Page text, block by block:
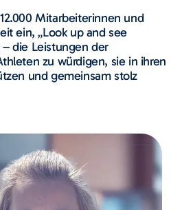
Mitarbeiterinnen und
ein, „Look up and see
die Leistungen der
zu würdigen, sie in ihren
und gemeinsam stolz